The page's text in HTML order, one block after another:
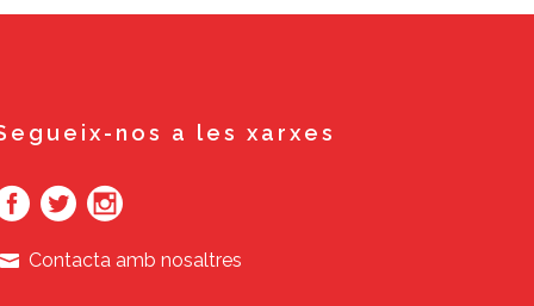
nos a les xarxes
Contacta amb nosaltres